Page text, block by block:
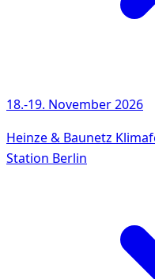
18.-19. November 2026
Heinze & Baunetz
Station Berlin